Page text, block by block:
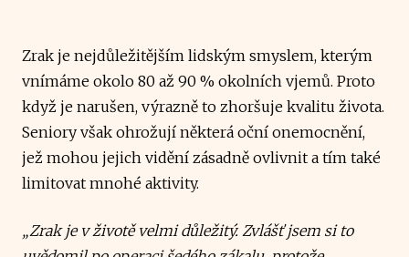
Zrak je nejdůležitějším lidským smyslem, kterým
vnímáme okolo 80 až 90 % okolních vjemů. Proto
když je narušen, výrazně to zhoršuje kvalitu života.
Seniory však ohrožují některá oční onemocnění,
jež mohou jejich vidění zásadně ovlivnit a tím také
limitovat mnohé aktivity.
„Zrak je v životě velmi důležitý. Zvlášť jsem si to